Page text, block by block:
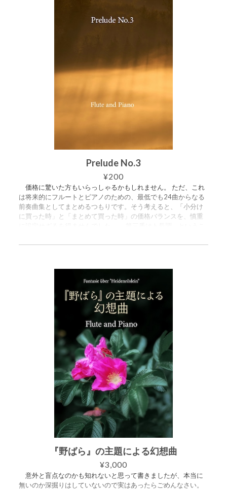
の末尾に「※近年では楽曲の周知がなされてきたという事で、
作曲当時に想定されていた楽章順で演奏されることも多くなっ
サートにて初演されました。 https://www.youtube.com/live/jki
Zh7zFkcI?si=TyjEjnmVXgcq5hBT&t=4068 ＋＋＋ スコア譜とパ
ート譜（オーボエ、ファゴット）がセットになっています。 ご
ドできます。 ・スコア譜 54ページ ・パート譜（オーボエ）
13ページ ・パート譜（ファゴット） 14ページ
modérément vif II. Sarabande III. Très gai もちろん、オマージ
ュとは言え真面目に書いております。……と付け加えておいた方
入間市・武蔵ホールからのライブ配信コンサートにて初演され
ました。 https://www.youtube.com/live/jkiZh7zFkcI?si=Q4RaN
5XdcUldVYM1&t=215 ＋＋＋ スコア譜とパート譜（オーボエ、
つのPDFが入ったZIPファイルをダウンロードできます。 ・スコ
ア譜 17ページ ・パート譜（オーボエ） 4ページ ・パート譜
Prelude No.3
¥200
価格に驚いた方もいらっしゃるかもしれません。 ただ、これ
は将来的にフルートとピアノのための、最低でも24曲からなる
前奏曲集としてまとめるつもりです。そう考えると、「小分け
に買った時」と「まとめて買った時」の価格バランスを、慎重
ょう。 今後、演奏会が行われる際……もちろん前奏曲が求めら
何番になるかは、私を含む誰にも予測が付きません。 また、
将来的に「やはり絶対ト長調が良い」というようなことも発生
しないとは限らないので、その時はもちろん使い回しはしませ
んから、「第三番・第二曲」みたいな状態も発生するのでしょ
う。さらには異名同音的な問題も出てくると思いますので、そ
ういう意味でも細分化の可能性を秘めているという楽しみがあ
ります。 私に、「これは……嬰ト長調しかあり得ない……」と
考えさせてしまうようなプログラムを打診していただくとい
う、依頼者目線の楽しみもあるということです。笑 200円×2
4曲、つまり想定される最低曲数をいちいち買うか、最終的にま
とめて5,000円で買うか。 割と絶妙なラインではありません
か？笑 念のため、12音に当たる長短調が出揃ったところで、
「前奏曲集」としては完成ということにしようと考えていま
す。 その長い旅路のスタートラインを、今、切ったというこ
となのです。 この作品は2026年6月9日、ゴーベールとプー
ランクに続く演奏会の前奏曲として、Fl. 下払桐子、Pf. 森亮平に
より初演されました。 ＋＋＋＋ スコア譜とパート譜（フルー
ト）がセットになっています。 ご購入いただくと、2つのPDFが
入ったZIPファイルをダウンロードできます。 ・スコア譜 6ペ
ージ ・パート譜（フルート） 2ページ
『野ばら』の主題による幻想曲
¥3,000
意外と盲点なのかも知れないと思って書きましたが、本当に
無いのか深掘りはしていないので実はあったらごめんなさい。